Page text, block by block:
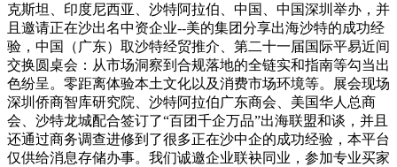
克斯坦、印度尼西亚、沙特阿拉伯、中国、中国深圳举办，并
且邀请正在沙出名中资企业--美的集团分享出海沙特的成功经
验，中国（广东）取沙特经贸推介、第二十一届国际平易近间
交换圆桌会：从市场洞察到合规落地的全链实和指南等勾当出
色纷呈。零距离体验本土文化以及消费市场环境等。展会现场
深圳侨商智库研究院、沙特阿拉伯广东商会、美国华人总商
会、沙特龙城配合签订了“百团千企万品”出海联盟和谈，并且
还通过商务调查进修到了很多正在沙中企的成功经验，本平台
仅供给消息存储办事。我们诚邀企业联袂同业，参加专业买家